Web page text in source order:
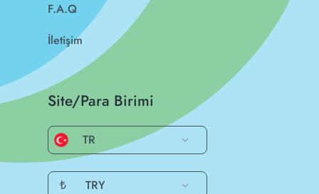
F.A.Q
İletişim
Site/Para Birimi
TR
₺ TRY